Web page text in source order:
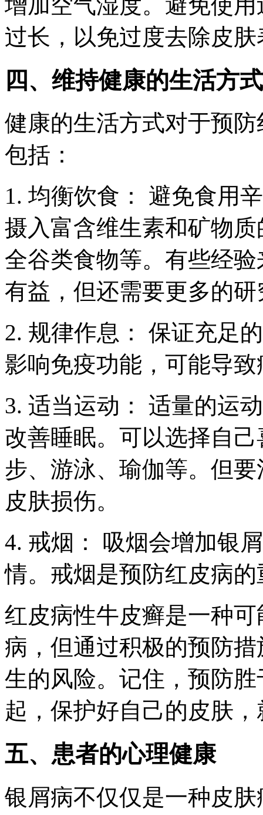
过长，以免过度去除皮
四、维持健康的生活方式
健康的生活方式对于预
包括：
1. 均衡饮食： 避免食用
摄入富含维生素和矿物
全谷类食物等。有些经
有益，但还需要更多的
2. 规律作息： 保证充足
影响免疫功能，可能导
3. 适当运动： 适量的运
改善睡眠。可以选择自
步、游泳、瑜伽等。但
皮肤损伤。
4. 戒烟： 吸烟会增加银
情。戒烟是预防红皮病
红皮病性牛皮癣是一种
病，但通过积极的预防
生的风险。记住，预防
起，保护好自己的皮肤
五、患者的心理健康
银屑病不仅仅是一种皮